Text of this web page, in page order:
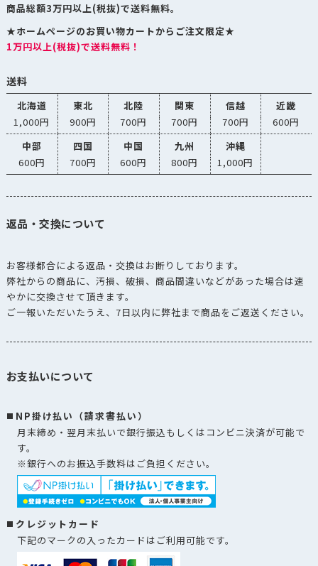
商品総額3万円以上(税抜)で送料無料。
★ホームページのお買い物カートからご注文限定★
1万円以上(税抜)で送料無料！
送料
北海道 東北 北陸 関東 信越
近畿
1,000円
900円 700円 700円 700円
600円
中部
四国 中国 九州
沖縄
600円
700円 600円 800円 1,000円
返品・交換について
お客様都合による返品・交換はお断りしております。
弊社からの商品に、汚損、破損、商品間違いなどがあった場合は速
やかに交換させて頂きます。
ご一報いただいたうえ、7日以内に弊社まで商品をご返送ください。
お支払いについて
NP掛け払い（請求書払い）
月末締め・翌月末払いで銀行振込もしくはコンビニ決済が可能で
す。
※銀行へのお振込手数料はご負担ください。
クレジットカード
下記のマークの入ったカードはご利用可能です。